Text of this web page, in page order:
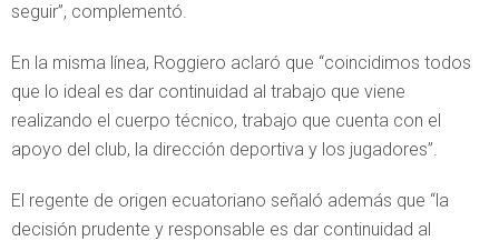
seguir”, complementó.
En la misma línea, Roggiero aclaró que “coincidimos todos
que lo ideal es dar continuidad al trabajo que viene
realizando el cuerpo técnico, trabajo que cuenta con el
apoyo del club, la dirección deportiva y los jugadores”.
El regente de origen ecuatoriano señaló además que “la
decisión prudente y responsable es dar continuidad al